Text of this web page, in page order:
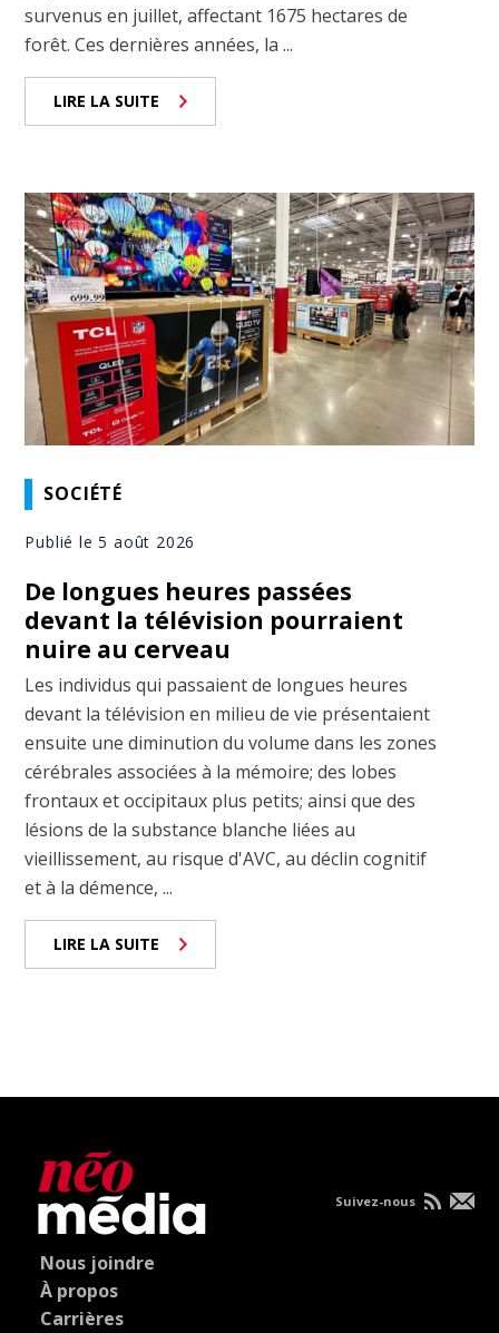
survenus en juillet, affectant 1675 hectares de
forêt. Ces dernières années, la ...
LIRE LA SUITE
SOCIÉTÉ
Publié le 5 août 2026
De longues heures passées
devant la télévision pourraient
nuire au cerveau
Les individus qui passaient de longues heures
devant la télévision en milieu de vie présentaient
ensuite une diminution du volume dans les zones
cérébrales associées à la mémoire; des lobes
frontaux et occipitaux plus petits; ainsi que des
lésions de la substance blanche liées au
vieillissement, au risque d'AVC, au déclin cognitif
et à la démence, ...
LIRE LA SUITE
Nous joindre
À propos
Carrières
Suivez-nous